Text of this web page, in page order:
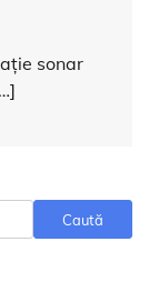
sonar
Caută